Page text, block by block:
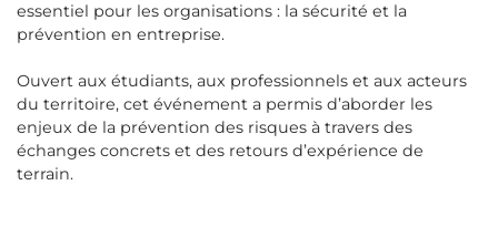
essentiel pour les organisations : la sécurité et la
prévention en entreprise.
Ouvert aux étudiants, aux professionnels et aux acteurs
du territoire, cet événement a permis d’aborder les
enjeux de la prévention des risques à travers des
échanges concrets et des retours d’expérience de
terrain.